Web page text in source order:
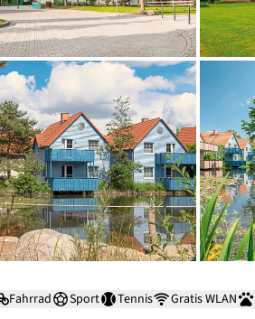
Fahrrad Sport Tennis Gratis WLAN